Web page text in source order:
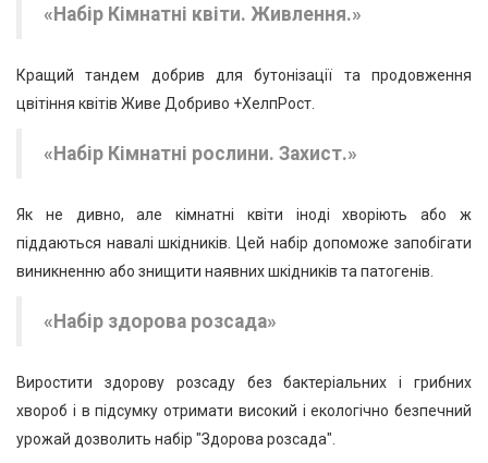
«Набір Кімнатні квіти. Живлення.»
Кращий тандем добрив для бутонізації та продовження
цвітіння квітів Живе Добриво +ХелпРост.
«Набір Кімнатні рослини. Захист.»
Як не дивно, але кімнатні квіти іноді хворіють або ж
піддаються навалі шкідників. Цей набір допоможе запобігати
виникненню або знищити наявних шкідників та патогенів.
«Набір здорова розсада»
Виростити здорову розсаду без бактеріальних і грибних
хвороб і в підсумку отримати високий і екологічно безпечний
урожай дозволить набір "Здорова розсада".